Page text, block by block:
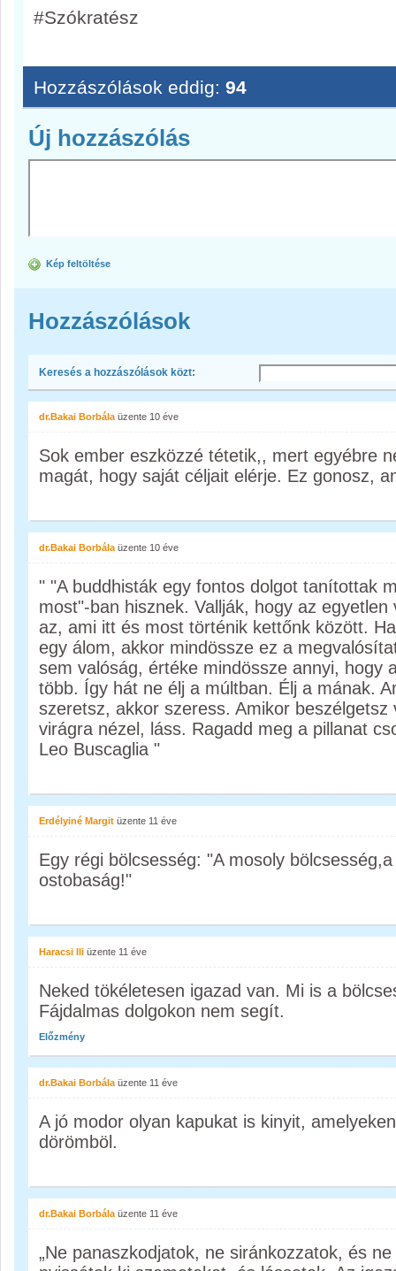
#Szókratész
Hozzászólások eddig: 94
Új hozzászólás
Kép feltöltése
Hozzászólások
Keresés a hozzászólások közt:
dr.Bakai Borbála üzente 10 éve
Sok ember eszközzé tétetik,, mert egyébre
magát, hogy saját céljait elérje. Ez gonosz,
dr.Bakai Borbála üzente 10 éve
" "A buddhisták egy fontos dolgot tanítottak
most"-ban hisznek. Vallják, hogy az
az, ami itt és most történik kettőnk között.
egy álom, akkor mindössze ez a
sem valóság, értéke mindössze annyi, hogy
több. Így hát ne élj a múltban. Élj a mának.
szeretsz, akkor szeress. Amikor beszélgetsz
virágra nézel, láss. Ragadd meg a pillanat
Leo Buscaglia "
Erdélyiné Margit üzente 11 éve
Egy régi bölcsesség: "A mosoly
ostobaság!"
Haracsi Ili üzente 11 éve
Neked tökéletesen igazad van. Mi is a
Fájdalmas dolgokon nem segít.
Előzmény
dr.Bakai Borbála üzente 11 éve
A jó modor olyan kapukat is kinyit,
dörömböl.
dr.Bakai Borbála üzente 11 éve
„Ne panaszkodjatok, ne siránkozzatok, és